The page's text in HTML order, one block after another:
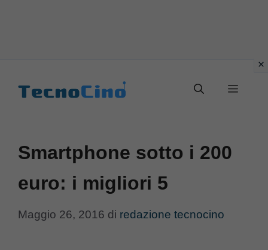
Menu
Smartphone sotto i 200
euro: i migliori 5
Maggio 26, 2016 di redazione tecnocino